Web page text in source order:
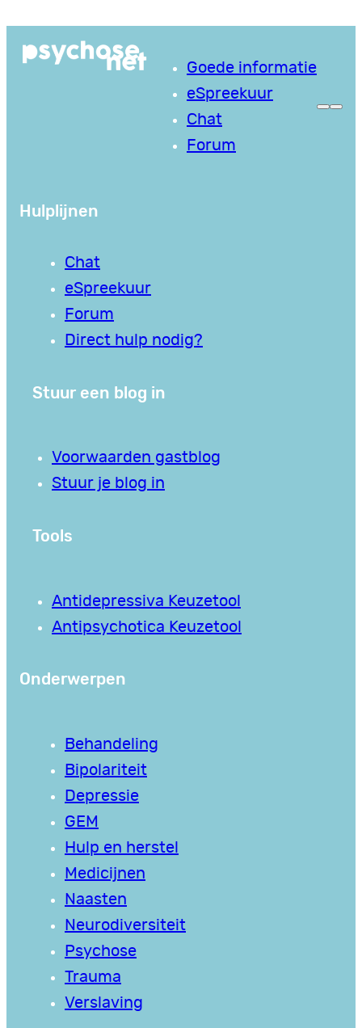
naar
Goede informatie
eSpreekuur
Chat
Forum
Hulplijnen
Chat
eSpreekuur
Forum
Direct hulp nodig?
Stuur een blog in
Voorwaarden gastblog
Stuur je blog in
Tools
Antidepressiva Keuzetool
Antipsychotica Keuzetool
Onderwerpen
Behandeling
Bipolariteit
Depressie
GEM
Hulp en herstel
Medicijnen
Naasten
Neurodiversiteit
Psychose
Trauma
Verslaving